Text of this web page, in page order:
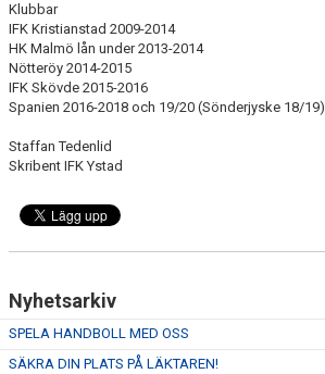
Klubbar
IFK Kristianstad 2009-2014
HK Malmö lån under 2013-2014
Nötteröy 2014-2015
IFK Skövde 2015-2016
Spanien 2016-2018 och 19/20 (Sönderjyske 18/19)
Staffan Tedenlid
Skribent IFK Ystad
Nyhetsarkiv
SPELA HANDBOLL MED OSS
SÄKRA DIN PLATS PÅ LÄKTAREN!